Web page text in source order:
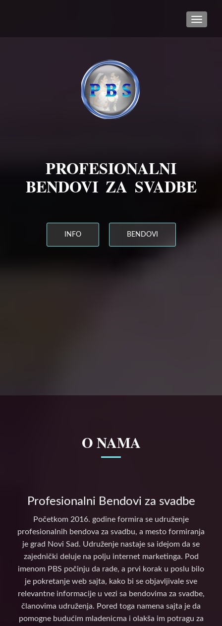
PROFESIONALNI
BENDOVI ZA SVADBE
INFO BENDOVI
O NAMA
Profesionalni Bendovi za svadbe
Početkom 2016. godine formira se udruženje
profesionalnih bendova za svadbu, a mesto formiranja
je grad Novi Sad. Udruženje nastaje sa idejom da se
zajednički deluje na polju internet marketinga. Pod
imenom PBS počinju da rade, a prvi korak u poslu bilo
je pokretanje web sajta, kako bi se objavljivale sve
relevantne informacije u vezi sa bendovima za svadbe,
članovima udruženja. Pored toga namena sajta je da
pomogne budućim mladenicma i olakša im potragu za